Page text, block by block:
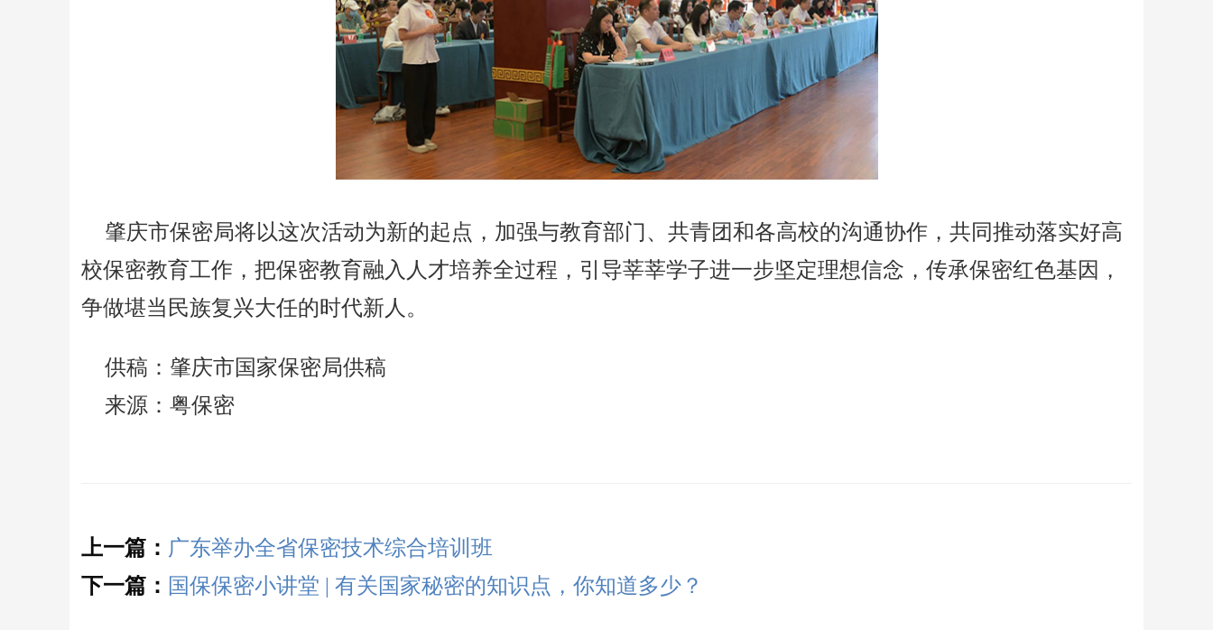
肇庆市保密局将以这次活动为新的起点，加强与教育部门、共青团和各高校的沟通协作，共同推动落实好高
校保密教育工作，把保密教育融入人才培养全过程，引导莘莘学子进一步坚定理想信念，传承保密红色基因，
争做堪当民族复兴大任的时代新人。
供稿：肇庆市国家保密局供稿
来源：粤保密
上一篇： 广东举办全省保密技术综合培训班
下一篇： 国保保密小讲堂 | 有关国家秘密的知识点，你知道多少？